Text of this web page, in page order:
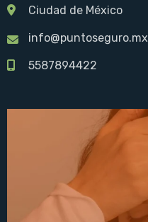
Ciudad de México
info@puntoseguro.mx
5587894422